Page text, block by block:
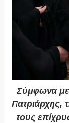
Σύμφωνα με
Πατριάρχης,
τους